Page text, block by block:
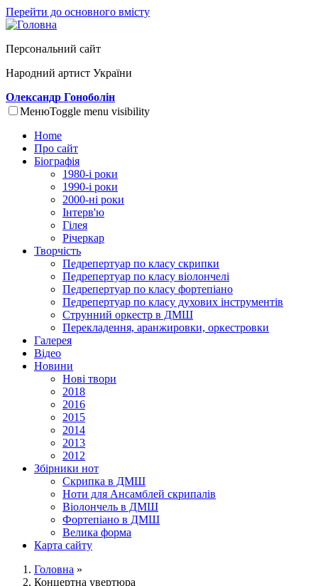
Перейти до основного вмісту
Персональний сайт
Народний артист України
Олександр Гоноболін
МенюToggle menu visibility
Home
Про сайт
Біографія
1980-і роки
1990-і роки
2000-ні роки
Інтерв'ю
Гілея
Річеркар
Творчість
Педрепертуар по класу скрипки
Педрепертуар по класу віолончелі
Педрепертуар по класу фортепіано
Педрепертуар по класу духових інструментів
Струнний оркестр в ДМШ
Перекладення, аранжировки, оркестровки
Галерея
Відео
Новини
Нові твори
2018
2016
2015
2014
2013
2012
Збірники нот
Скрипка в ДМШ
Ноти для Ансамблей скрипалів
Віолончель в ДМШ
Фортепіано в ДМШ
Велика форма
Карта сайту
Головна »
Концертна увертюра